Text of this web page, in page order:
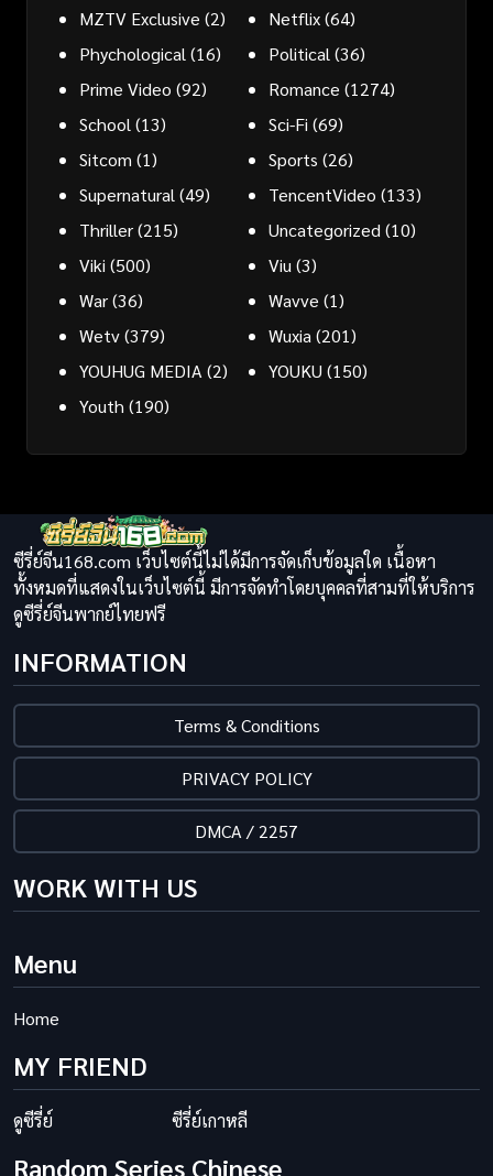
MZTV Exclusive (2) Netflix(64)
Phychological (16) Political (36)
Prime Video (92) Romance (1274)
School (13) Sci-Fi (69)
Sitcom (1) Sports (26)
Supernatural (49) TencentVideo (133)
Thriller(215) Uncategorized (10)
Viki (500) Viu (3)
War(36) Wavve (1)
Wetv(379) Wuxia (201)
YOUHUG MEDIA (2) YOUKU (150)
Youth (190)
ซีรี่ย์จีน168.com เว็บไซต์นี้ไม่ได้มีการจัดเก็บข้อมูลใด เนื้อหา
ทั้งหมดที่แสดงในเว็บไซต์นี้ มีการจัดทำโดยบุคคลที่สามที่ให้บริการ
ดูซีรี่ย์จีนพากย์ไทยฟรี
INFORMATION
Terms & Conditions
PRIVACY POLICY
DMCA / 2257
WORK WITH US
Menu
Home
MY FRIEND
ดูซีรี่ย์ ซีรี่ย์เกาหลี
Random Series Chinese